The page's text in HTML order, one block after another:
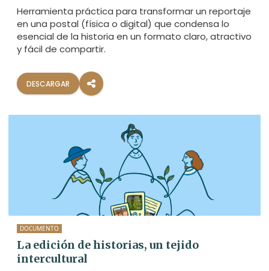
Herramienta práctica para transformar un reportaje
en una postal (física o digital) que condensa lo
esencial de la historia en un formato claro, atractivo
y fácil de compartir.
DESCARGAR
DOCUMENTO
La edición de historias, un tejido
intercultural